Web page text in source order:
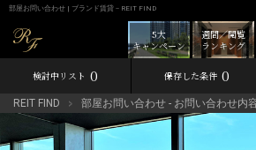
部屋お問い合わせ | ブランド賃貸－REIT FIND
週間／閲覧
ランキング
5大
キャンペーン
検討中リスト 0 保存した条件 0
REIT FIND 部屋お問い合わせ - お問い合わせ内